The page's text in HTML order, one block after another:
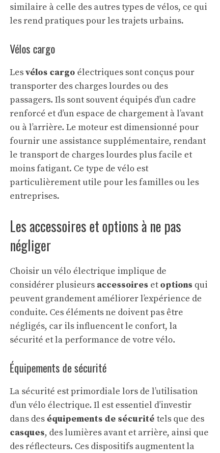
similaire à celle des autres types de vélos, ce qui
les rend pratiques pour les trajets urbains.
Vélos cargo
Lesvélos cargo électriques sont conçus pour
transporter des charges lourdes ou des
passagers. Ils sont souvent équipés d’un cadre
renforcé et d’un espace de chargement à l’avant
ou à l’arrière. Le moteur est dimensionné pour
fournir une assistance supplémentaire, rendant
le transport de charges lourdes plus facile et
moins fatigant. Ce type de vélo est
particulièrement utile pour les familles ou les
entreprises.
Les accessoires et options à ne pas
négliger
Choisir un vélo électrique implique de
considérer plusieurs accessoires et options qui
peuvent grandement améliorer l’expérience de
conduite. Ces éléments ne doivent pas être
négligés, car ils influencent le confort, la
sécurité et la performance de votre vélo.
Équipements de sécurité
La sécurité est primordiale lors de l’utilisation
d’un vélo électrique. Il est essentiel d’investir
dans des équipements de sécurité tels que des
casques, des lumières avant et arrière, ainsi que
des réflecteurs. Ces dispositifs augmentent la